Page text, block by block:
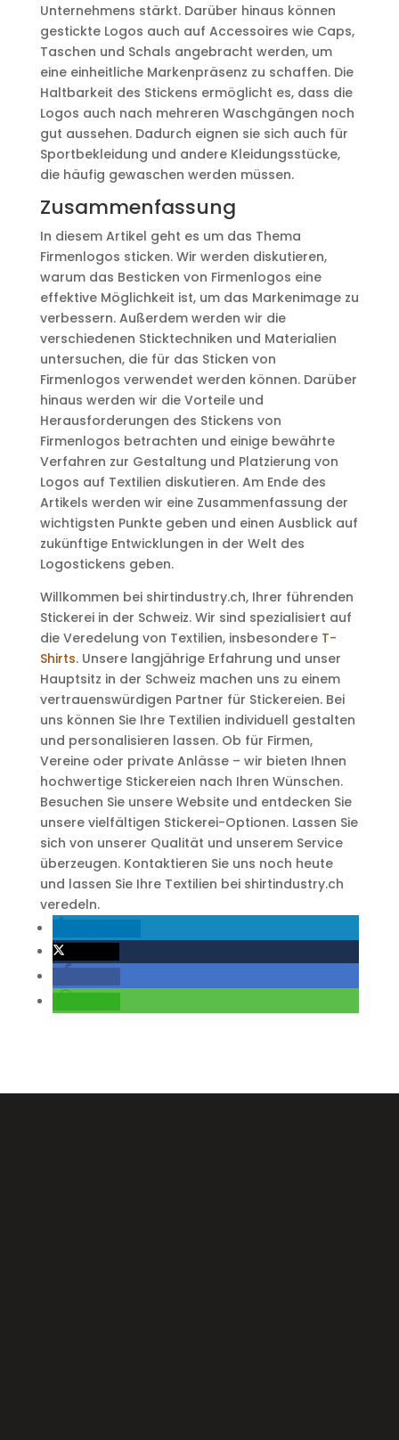
Unternehmens stärkt. Darüber hinaus können
gestickte Logos auch auf Accessoires wie Caps,
Taschen und Schals angebracht werden, um
eine einheitliche Markenpräsenz zu schaffen. Die
Haltbarkeit des Stickens ermöglicht es, dass die
Logos auch nach mehreren Waschgängen noch
gut aussehen. Dadurch eignen sie sich auch für
Sportbekleidung und andere Kleidungsstücke,
die häufig gewaschen werden müssen.
Zusammenfassung
In diesem Artikel geht es um das Thema
Firmenlogos sticken. Wir werden diskutieren,
warum das Besticken von Firmenlogos eine
effektive Möglichkeit ist, um das Markenimage zu
verbessern. Außerdem werden wir die
verschiedenen Sticktechniken und Materialien
untersuchen, die für das Sticken von
Firmenlogos verwendet werden können. Darüber
hinaus werden wir die Vorteile und
Herausforderungen des Stickens von
Firmenlogos betrachten und einige bewährte
Verfahren zur Gestaltung und Platzierung von
Logos auf Textilien diskutieren. Am Ende des
Artikels werden wir eine Zusammenfassung der
wichtigsten Punkte geben und einen Ausblick auf
zukünftige Entwicklungen in der Welt des
Logostickens geben.
Willkommen bei shirtindustry.ch, Ihrer führenden
Stickerei in der Schweiz. Wir sind spezialisiert auf
die Veredelung von Textilien, insbesondere T-
Shirts. Unsere langjährige Erfahrung und unser
Hauptsitz in der Schweiz machen uns zu einem
vertrauenswürdigen Partner für Stickereien. Bei
uns können Sie Ihre Textilien individuell gestalten
und personalisieren lassen. Ob für Firmen,
Vereine oder private Anlässe – wir bieten Ihnen
hochwertige Stickereien nach Ihren Wünschen.
Besuchen Sie unsere Website und entdecken Sie
unsere vielfältigen Stickerei-Optionen. Lassen Sie
sich von unserer Qualität und unserem Service
überzeugen. Kontaktieren Sie uns noch heute
und lassen Sie Ihre Textilien bei shirtindustry.ch
veredeln.